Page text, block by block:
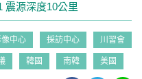
震源深度10公里
中心 採訪中心 川習會
韓國 南韓 美國